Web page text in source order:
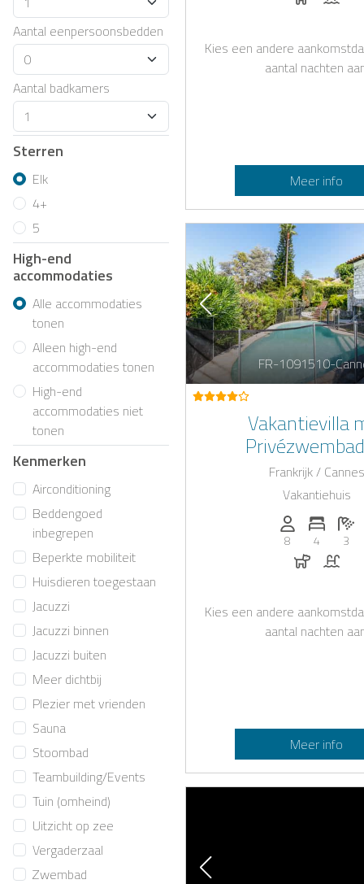
Aantal eenpersoonsbedden
Aantal badkamers
Sterren
Elk
4+
5
High-end
accommodaties
Alle accommodaties
tonen
Alleen high-end
accommodaties tonen
High-end
accommodaties niet
tonen
Kenmerken
Airconditioning
Beddengoed
inbegrepen
Beperkte mobiliteit
Huisdieren toegestaan
Jacuzzi
Jacuzzi binnen
Jacuzzi buiten
Meer dichtbij
Plezier met vrienden
Sauna
Stoombad
Teambuilding/Events
Tuin (omheind)
Uitzicht op zee
Vergaderzaal
Zwembad
Kies een andere
aantal nachten
Meer info
FR-1091510-
Vakantievilla
Adembenemend
Cannes
Frankrijk / Cannes
Vakantiehuis
Personen
8
Aantal
4
3
Honden
Kies een andere
aantal nachten
Meer info